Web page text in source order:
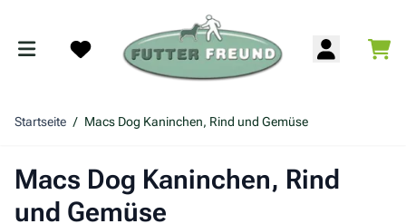
Startseite / Macs Dog Kaninchen, Rind und Gemüse
Macs Dog Kaninchen, Rind
und Gemüse